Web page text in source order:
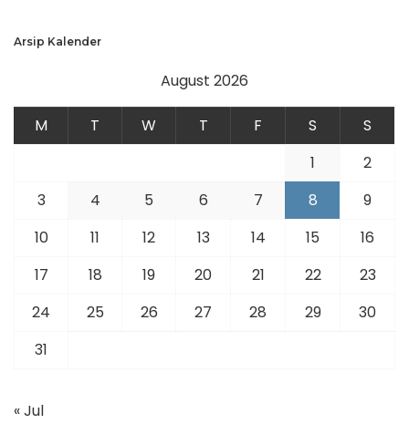
Arsip Kalender
August 2026
M T W T F S
S
1
2
3
4 5 6 7 8
9
10
11 12 13 14 15
16
17
18 19 20 21 22
23
24
25 26 27 28 29
30
31
« Jul